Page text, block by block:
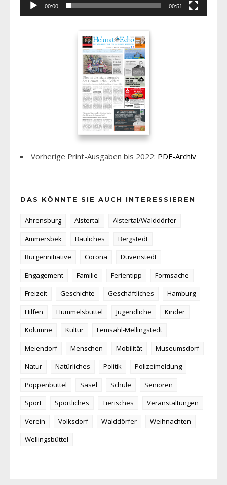
00:00 00:51
Vorherige Print-Ausgaben bis 2022: PDF-Archiv
DAS KÖNNTE SIE AUCH INTERESSIEREN
Ahrensburg Alstertal
Alstertal/Walddörfer
Ammersbek
Bauliches
Bergstedt
Bürgerinitiative
Corona
Duvenstedt
Engagement
Familie Ferientipp
Formsache
Freizeit
Geschichte Geschäftliches
Hamburg
Hilfen
Hummelsbüttel Jugendliche
Kinder
Kolumne
Kultur
Lemsahl-Mellingstedt
Meiendorf
Menschen Mobilität
Museumsdorf
Natur
Natürliches Politik
Polizeimeldung
Poppenbüttel
Sasel Schule
Senioren
Sport
Sportliches Tierisches
Veranstaltungen
Verein
Volksdorf Walddörfer
Weihnachten
Wellingsbüttel